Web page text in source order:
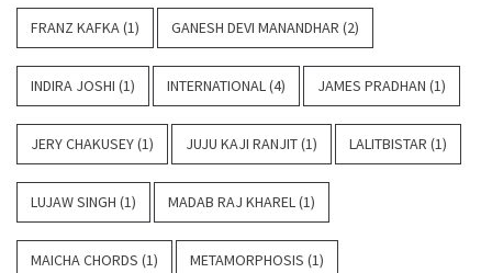
FRANZ KAFKA(1) GANESH DEVI MANANDHAR (2)
INDIRA JOSHI (1) INTERNATIONAL(4) JAMES PRADHAN (1)
JERY CHAKUSEY(1) JUJU KAJI RANJIT(1) LALITBISTAR (1)
LUJAW SINGH (1) MADAB RAJ KHAREL(1)
MAICHA CHORDS (1) METAMORPHOSIS (1)